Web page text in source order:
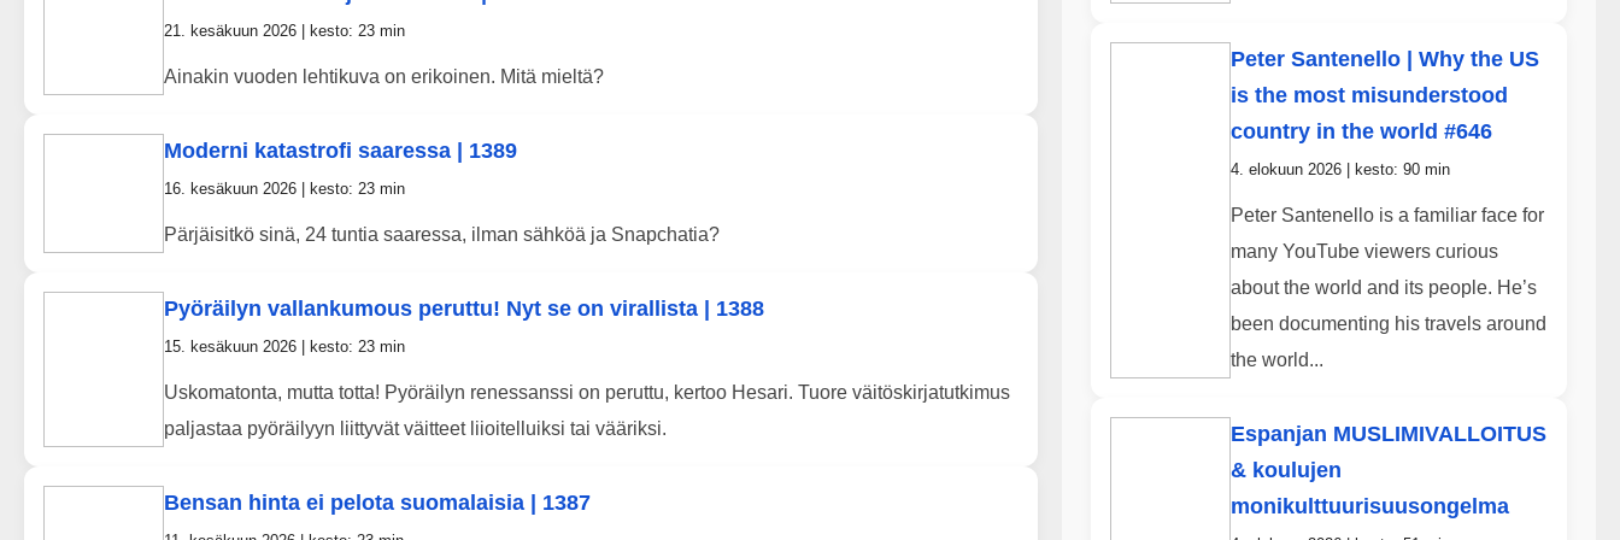
21. kesäkuun 2026 | kesto: 23 min
Ainakin vuoden lehtikuva on erikoinen. Mitä mieltä?
Moderni katastrofi saaressa | 1389
16. kesäkuun 2026 | kesto: 23 min
Pärjäisitkö sinä, 24 tuntia saaressa, ilman sähköä ja Snapchatia?
Pyöräilyn vallankumous peruttu! Nyt se on virallista | 1388
15. kesäkuun 2026 | kesto: 23 min
Uskomatonta, mutta totta! Pyöräilyn renessanssi on peruttu, kertoo Hesari. Tuore väitöskirjatutkimus
paljastaa pyöräilyyn liittyvät väitteet liioitelluiksi tai vääriksi.
Bensan hinta ei pelota suomalaisia | 1387
Peter Santenello | Why the US
is the most misunderstood
country in the world #646
4. elokuun 2026 | kesto: 90 min
Peter Santenello is a familiar face for
many YouTube viewers curious
about the world and its people. He’s
been documenting his travels around
the world...
Espanjan MUSLIMIVALLOITUS
& koulujen
monikulttuurisuusongelma